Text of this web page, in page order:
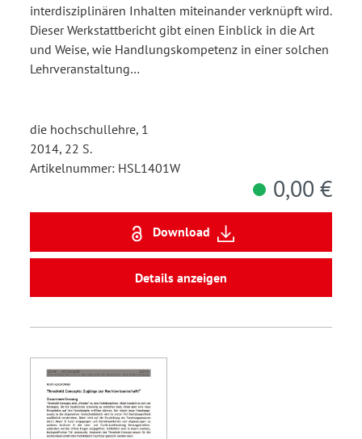
interdisziplinären Inhalten miteinander verknüpft wird.
Dieser Werkstattbericht gibt einen Einblick in die Art
und Weise, wie Handlungskompetenz in einer solchen
Lehrveranstaltung…
die hochschullehre, 1
2014, 22 S.
Artikelnummer: HSL1401W
0,00 €
Download
Details anzeigen